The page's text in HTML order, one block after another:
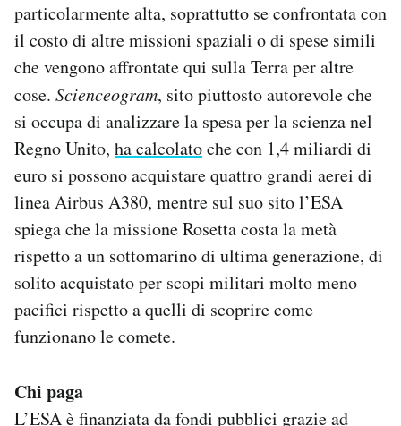
particolarmente alta, soprattutto se confrontata con
il costo di altre missioni spaziali o di spese simili
che vengono affrontate qui sulla Terra per altre
cose. Scienceogram, sito piuttosto autorevole che
si occupa di analizzare la spesa per la scienza nel
Regno Unito, ha calcolatoche con 1,4 miliardi di
euro si possono acquistare quattro grandi aerei di
linea Airbus A380, mentre sul suo sito l’ESA
spiega che la missione Rosetta costa la metà
rispetto a un sottomarino di ultima generazione, di
solito acquistato per scopi militari molto meno
pacifici rispetto a quelli di scoprire come
funzionano le comete.
Chi paga
L’ESA è finanziata da fondi pubblici grazie ad